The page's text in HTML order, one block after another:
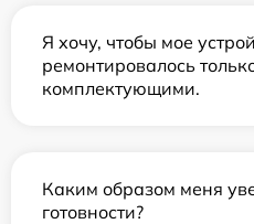
Я хочу, чтобы мое
ремонтировалось
комплектующими.
Каким образом меня
готовности?